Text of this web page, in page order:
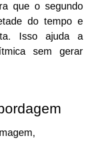
que o segundo
do tempo e
Isso ajuda a
sem gerar